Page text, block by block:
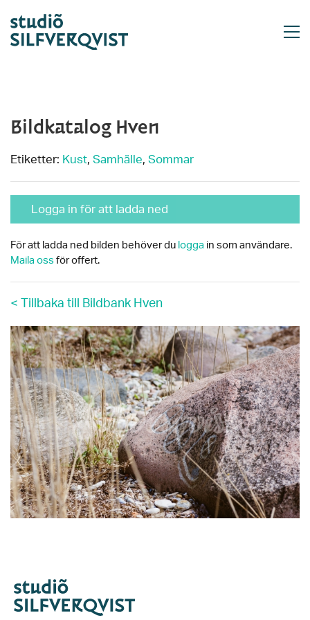
Bildkatalog Hven
Etiketter: Kust, Samhälle, Sommar
Logga in för att ladda ned
För att ladda ned bilden behöver du logga in som användare.
Maila oss för offert.
< Tillbaka till Bildbank Hven